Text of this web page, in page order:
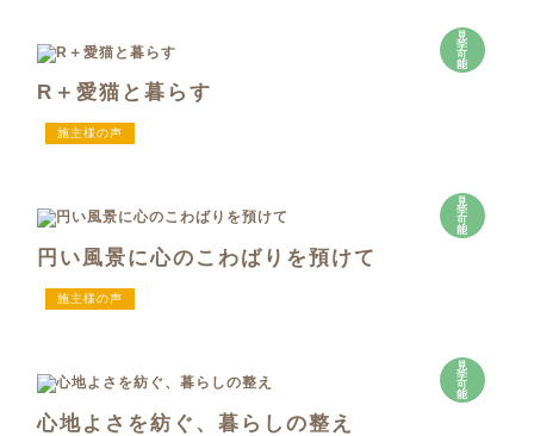
見
学
可
能
R＋愛猫と暮らす
施主様の声
見
学
可
能
円い風景に心のこわばりを預けて
施主様の声
見
学
可
能
心地よさを紡ぐ、暮らしの整え